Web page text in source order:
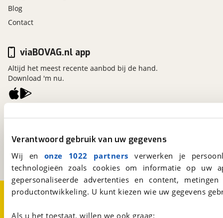
Verantwoord gebruik van uw gegevens
Wij en onze 1022 partners verwerken je
technologieën zoals cookies om informatie op
gepersonaliseerde advertenties en content,
productontwikkeling. U kunt kiezen wie uw gegevens
Als u het toestaat, willen we ook graag:
Blog
Contact
viaBOVAG.nl
3981 AJ Bunnik
BOVAG
viaBOVAG.nl app
Altijd het meest recente aanbod bij de hand.
Download 'm nu.
Over viaBOVAG.nlDisclaimer- en Privacyverklaring